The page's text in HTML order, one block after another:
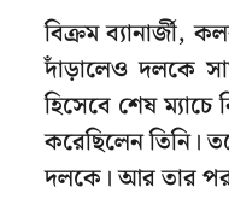
বিক্রম ব্যানার্জী,
দাঁড়ালেও দলকে
হিসেবে শেষ
করেছিলেন তিনি।
দলকে। আর তার পর